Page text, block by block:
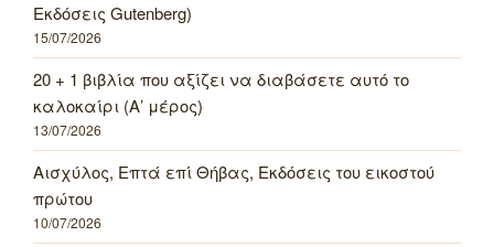
Εκδόσεις Gutenberg)
15/07/2026
20 + 1 βιβλία που αξίζει να διαβάσετε αυτό το
καλοκαίρι (Α’ μέρος)
13/07/2026
Αισχύλος, Επτά επί Θήβας, Εκδόσεις του εικοστού
πρώτου
10/07/2026